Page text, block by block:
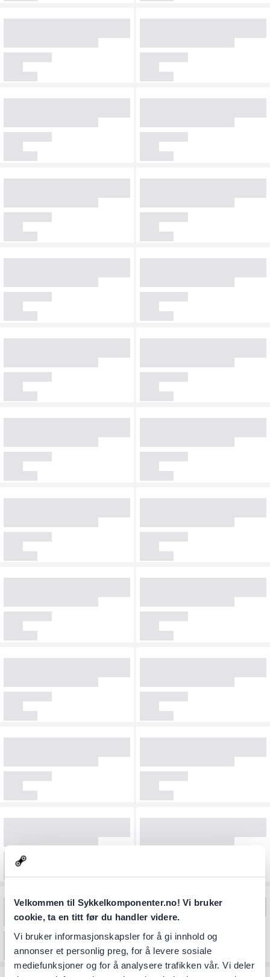
Velkommen til Sykkelkomponenter.no! Vi bruker
cookie, ta en titt før du handler videre.
Vi bruker informasjonskapsler for å gi innhold og
annonser et personlig preg, for å levere sosiale
mediefunksjoner og for å analysere trafikken vår. Vi deler